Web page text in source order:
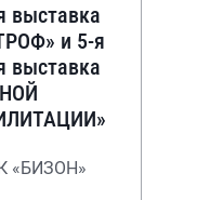
выставка
и 5-я
выставка
«БИЗОН»